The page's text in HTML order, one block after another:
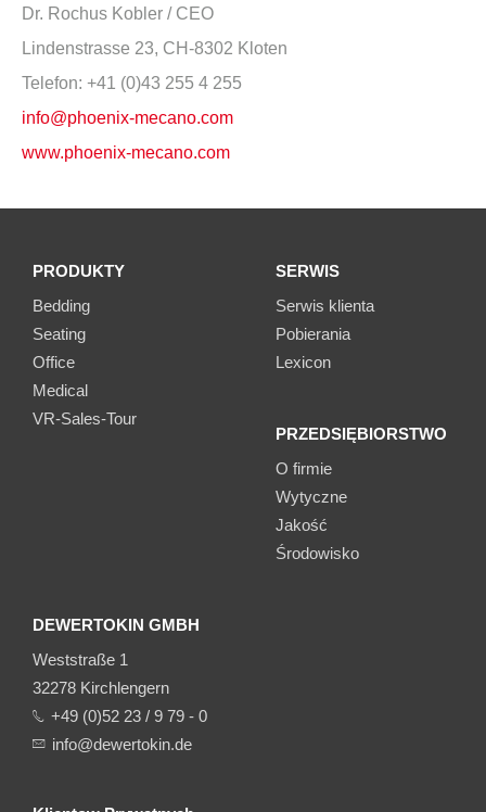
Dr. Rochus Kobler / CEO
Lindenstrasse 23, CH-8302 Kloten
Telefon: +41 (0)43 255 4 255
info@phoenix-mecano.com
www.phoenix-mecano.com
PRODUKTY
Bedding
Seating
Office
Medical
VR-Sales-Tour
SERWIS
Serwis klienta
Pobierania
Lexicon
PRZEDSIĘBIORSTWO
O firmie
Wytyczne
Jakość
Środowisko
DEWERTOKIN GMBH
Weststraße 1
32278 Kirchlengern
+49 (0)52 23 / 9 79 - 0
info@dewertokin.de